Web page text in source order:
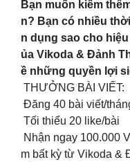
Bạn muốn kiếm
n? Bạn có nhiều
n dụng sao cho
ủa Vikoda & Đảnh
ề những quyền lợi
THƯỞNG BÀI VIẾT:
Đăng 40 bài viết/
Tối thiểu 20 like/bài
Nhận ngay 100.000
m bất kỳ từ Vikoda &